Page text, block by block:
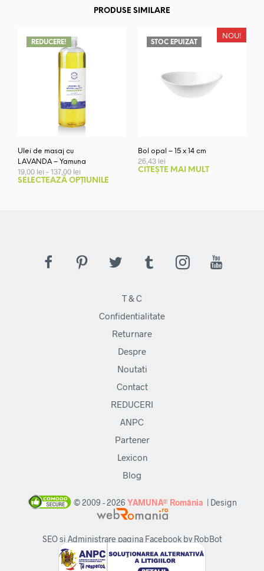
PRODUSE SIMILARE
REDUCERE!
Ulei de masaj cu
LAVANDA – Yamuna
19,00 lei –137,00 lei
de
prețuri:
SELECTEAZĂ OPȚIUNILE
în
pagina
NOU!
STOC EPUIZAT
Bol opal – 15 x 14 cm
26,43 lei
CITEȘTE MAI MULT
T & C
Confidentialitate
Returnare
Despre
Noutati
Contact
REDUCERI
ANPC
Partener
Lexicon
Blog
© 2009 - 2026 YAMUNA® România | Design
SEO si Administrare pagina Facebook by RobBot